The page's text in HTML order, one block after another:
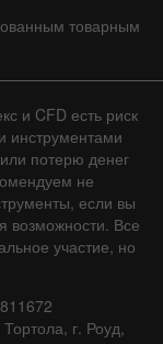
товарным
и CFD есть риск
инструментами
потерю денег
не
если вы
возможности. Все
участие, но
г. Роуд,